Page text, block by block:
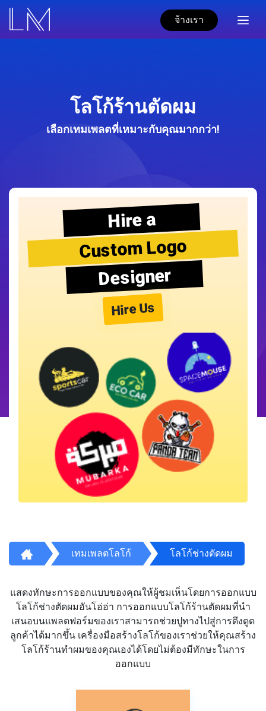
จ้างเรา
โลโก้ร้านตัดผม
เลือกเทมเพลตที่เหมาะกับคุณมากกว่า!
Hire a
Custom Logo
Designer
Hire Us
เทมเพลตโลโก้ โลโก้ช่างตัดผม
แสดงทักษะการออกแบบของคุณให้ผู้ชมเห็นโดยการออกแบบ
โลโก้ช่างตัดผมอันโอ่อ่า การออกแบบโลโก้ร้านตัดผมที่นำ
เสนอบนแพลตฟอร์มของเราสามารถช่วยปูทางไปสู่การดึงดูด
ลูกค้าได้มากขึ้น เครื่องมือสร้างโลโก้ของเราช่วยให้คุณสร้าง
โลโก้ร้านทำผมของคุณเองได้โดยไม่ต้องมีทักษะในการ
ออกแบบ